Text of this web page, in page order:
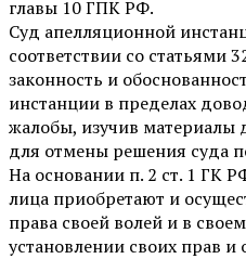
главы 10 ГПК РФ.
Суд апелляционной
соответствии со статьями
законность и
инстанции в пределах
жалобы, изучив материалы
для отмены решения суда
На основании п. 2 ст. 1 ГК
лица приобретают и
права своей волей и в
установлении своих прав и